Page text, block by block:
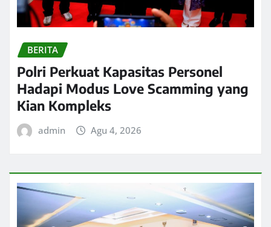
BERITA
Polri Perkuat Kapasitas Personel
Hadapi Modus Love Scamming yang
Kian Kompleks
admin Agu 4, 2026